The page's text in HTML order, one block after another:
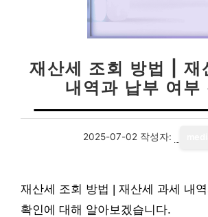
재산세 조회 방법 | 재
내역과 납부 여부
2025-07-02 작성자:
재산세 조회 방법 | 재산세 과세 내
확인에 대해 알아보겠습니다.